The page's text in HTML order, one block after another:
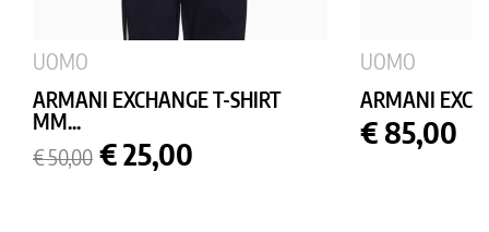
UOMO
ARMANI EXCHANGE T-SHIRT
MM...
Prezzo
base
€ 50,00 Prezzo
€ 25,00
UOMO
ARMANI
Prezzo
€ 85,00